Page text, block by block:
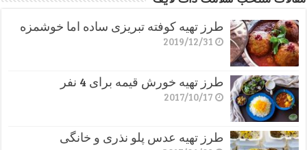
طرز تهیه کوفته تبریزی ساده اما خوشمزه
2019/12/31
طرز تهیه خورش قیمه برای 4 نفر
2017/10/17
طرز تهیه عدس پلو نذری و خانگی